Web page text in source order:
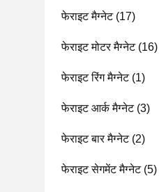
फेराइट मैग्नेट(17)
फेराइट मोटर मैग्नेट(16)
फेराइट रिंग मैग्नेट(1)
फेराइट आर्क मैग्नेट(3)
फेराइट बार मैग्नेट(2)
फेराइट सेगमेंट मैग्नेट(5)